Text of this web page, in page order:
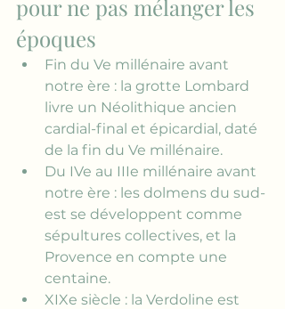
pour ne pas mélanger les
époques
Fin du Ve millénaire avant
notre ère : la grotte Lombard
livre un Néolithique ancien
cardial-final et épicardial, daté
de la fin du Ve millénaire.
Du IVe au IIIe millénaire avant
notre ère : les dolmens du sud-
est se développent comme
sépultures collectives, et la
Provence en compte une
centaine.
XIXe siècle : la Verdoline est